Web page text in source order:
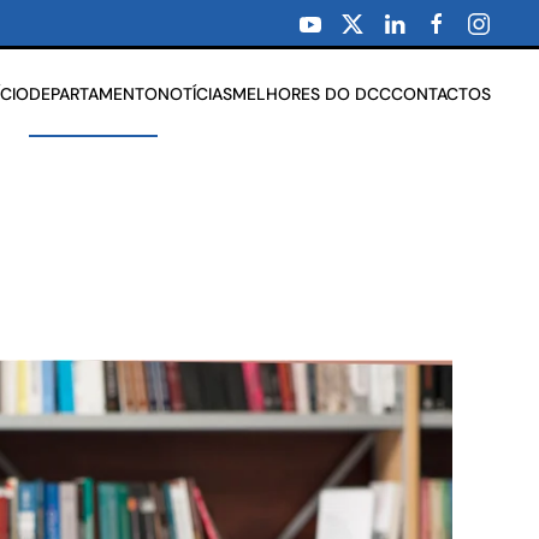
DEPARTAMENTONOTÍCIASMELHORES DO DCCCONTACTOS